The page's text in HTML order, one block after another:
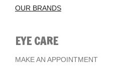
OUR BRANDS
EYE CARE
MAKE AN APPOINTMENT